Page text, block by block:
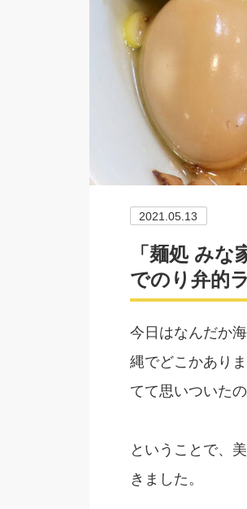
2021.05.13
「麺処 み
でのり弁的
今日はなんだか
縄でどこかあり
てて思いついた
ということで、
きました。